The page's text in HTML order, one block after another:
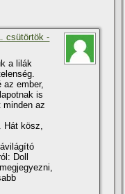
csütörtök -
a lilák
ember,
is
minden az
kösz,
Doll